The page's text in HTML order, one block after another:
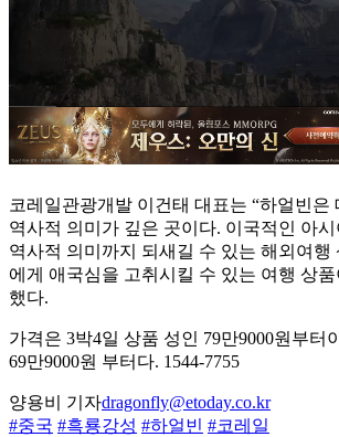
코레일관광개발 이건태 대표는 “하얼빈은
역사적 의미가 깊은 곳이다. 이국적인 아시
역사적 의미까지 되새길 수 있는 해외여행
에게 애국심을 고취시킬 수 있는 여행 상
했다.
가격은 3박4일 상품 성인 79만9000원부터
69만9000원 부터다. 1544-7755
양용비 기자dragonfly@etoday.co.kr
#중국 #흑룡강성 #하얼빈 #코레일